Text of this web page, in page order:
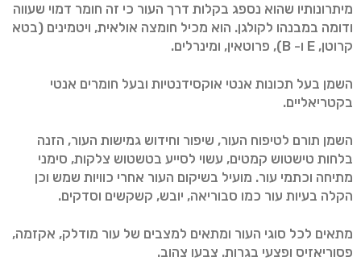
מיתרונותיו שהוא נספג בקלות דרך העור כי זה חומר דמוי שעווה
ודומה במבנהו לקולגן. הוא מכיל חומצה אולאית, ויטמינים (בטא
קרוטן, E ו- B), פרוטאין, ומינרלים.
השמן בעל תכונות אנטי אוקסידנטיות ובעל חומרים אנטי
בקטריאליים.
השמן תורם לטיפוח העור, שיפור וחידוש גמישות העור, הזנה
בלחות טישטוש קמטים, עשוי לסייע בטשטוש צלקות, סימני
מתיחה וכתמי עור. מועיל בשיקום העור אחרי כוויות שמש וכן
הקלה בעיות עור כמו סבוריאה, יובש, קשקשים וסדקים.
מתאים לכל סוגי העור ומתאים למצבים של עור מודלק, אקזמה,
פסוריאזיס ופצעי בגרות. צבעו צהוב.